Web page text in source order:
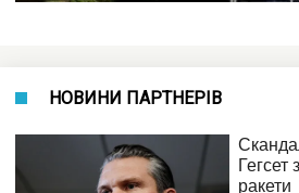
НОВИНИ ПАРТНЕРІВ